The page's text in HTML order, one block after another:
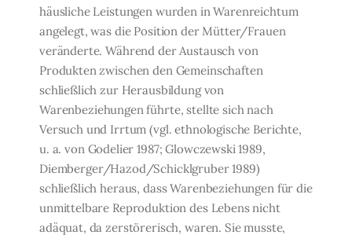
häusliche Leistungen wurden in Warenreichtum
angelegt, was die Position der Mütter/Frauen
veränderte. Während der Austausch von
Produkten zwi­schen den Gemeinschaften
schließlich zur Herausbildung von
Warenbeziehungen führ­te, stellte sich nach
Versuch und Irrtum (vgl. ethnologische Berichte,
u. a. von Godelier 1987; Glowczewski 1989,
Diemberger/Hazod/Schicklgruber 1989)
schließlich heraus, dass Warenbeziehungen für die
unmittelbare Reproduktion des Lebens nicht
adäquat, da zerstörerisch, waren. Sie musste,